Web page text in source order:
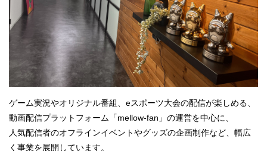
ゲーム実況やオリジナル番組、eスポーツ大会の配信が楽しめる、
動画配信プラットフォーム「mellow-fan」の運営を中心に、
人気配信者のオフラインイベントやグッズの企画制作など、幅広
く事業を展開しています。